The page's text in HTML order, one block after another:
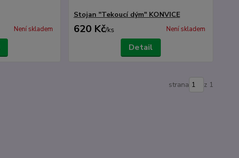
Není skladem
Stojan "Tekoucí dým" KONVICE
620 Kč/ks Není skladem
Detail
strana z 1